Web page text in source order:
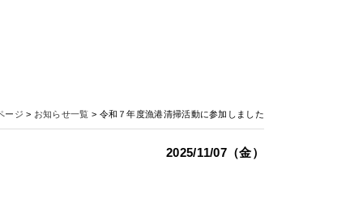
ージ > お知らせ一覧 > 令和７年度漁港清掃活動に参加しました
2025/11/07（金）